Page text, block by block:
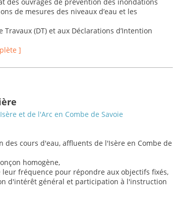
des ouvrages de prévention des inondations
de mesures des niveaux d’eau et les
(DT) et aux Déclarations d’Intention
]
et de l'Arc en Combe de Savoie
des cours d'eau, affluents de l'Isère en Combe de
homogène,
fréquence pour répondre aux objectifs fixés,
d'intérêt général et participation à l'instruction